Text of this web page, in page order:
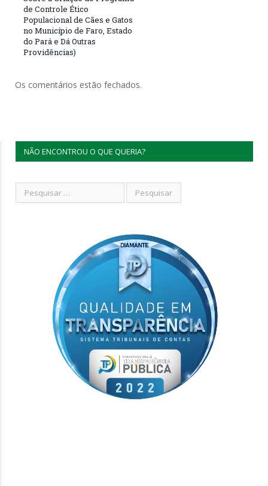
de Controle Ético
Populacional de Cães e Gatos
no Município de Faro, Estado
do Pará e Dá Outras
Providências)
Os comentários estão fechados.
NÃO ENCONTROU O QUE QUERIA?